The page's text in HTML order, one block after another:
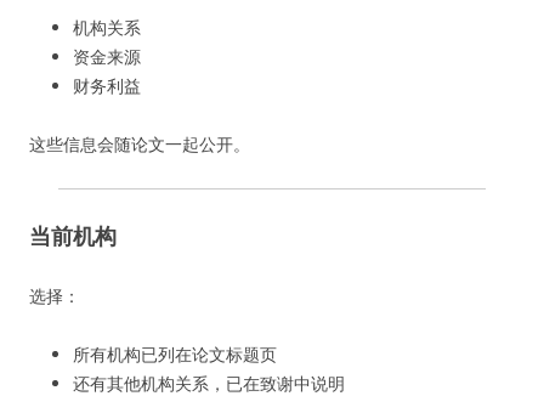
机构关系
资金来源
财务利益
这些信息会随论文一起公开。
当前机构
选择：
所有机构已列在论文标题页
还有其他机构关系，已在致谢中说明